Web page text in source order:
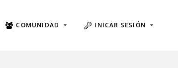
COMUNIDAD INICAR SESIÓN